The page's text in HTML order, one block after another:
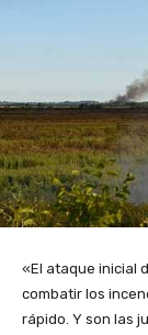
«El ataque inicial
combatir los
rápido. Y son las